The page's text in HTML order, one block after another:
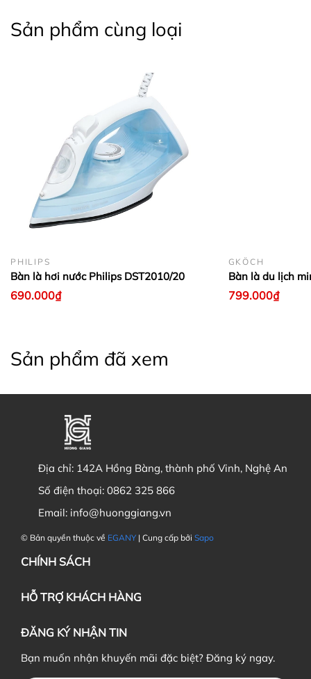
Sản phẩm cùng loại
PHILIPS
Bàn là hơi nước Philips DST2010/20
690.000₫
GKÖCH
Bàn là du lịch
799.000₫
Sản phẩm đã xem
Địa chỉ: 142A Hồng Bàng, thành phố Vinh, Nghệ An
Số điện thoại: 0862 325 866
Email: info@huonggiang.vn
© Bản quyền thuộc về EGANY | Cung cấp bởi Sapo
CHÍNH SÁCH
HỖ TRỢ KHÁCH HÀNG
ĐĂNG KÝ NHẬN TIN
Bạn muốn nhận khuyến mãi đặc biệt? Đăng ký ngay.